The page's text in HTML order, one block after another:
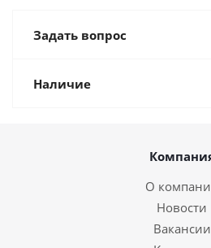
Задать вопрос
Наличие
О
Новости
Вакансии